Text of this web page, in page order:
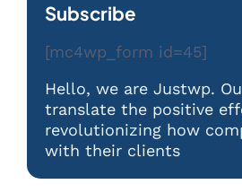
Subscribe
[mc4wp_form id=45]
Hello, we are Justwp.
translate the positive
revolutionizing how
with their clients